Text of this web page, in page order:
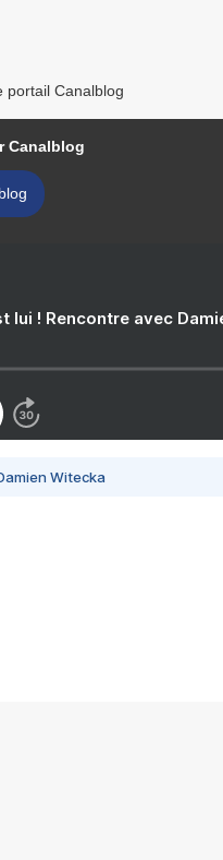
portail Canalblog
Canalblog
lui ! Rencontre avec
Witecka